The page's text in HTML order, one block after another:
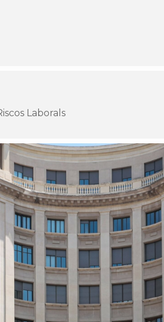
Laborals